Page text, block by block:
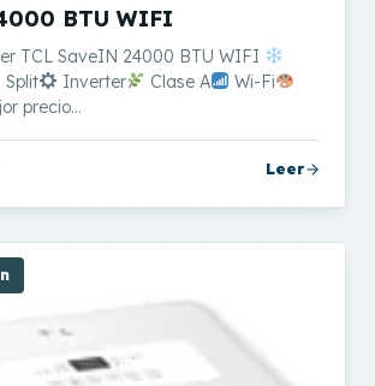
BTU WIFI
TCL SaveIN 24000 BTU WIFI
Split Inverter Clase A
Wi-Fi
precio…
Leer